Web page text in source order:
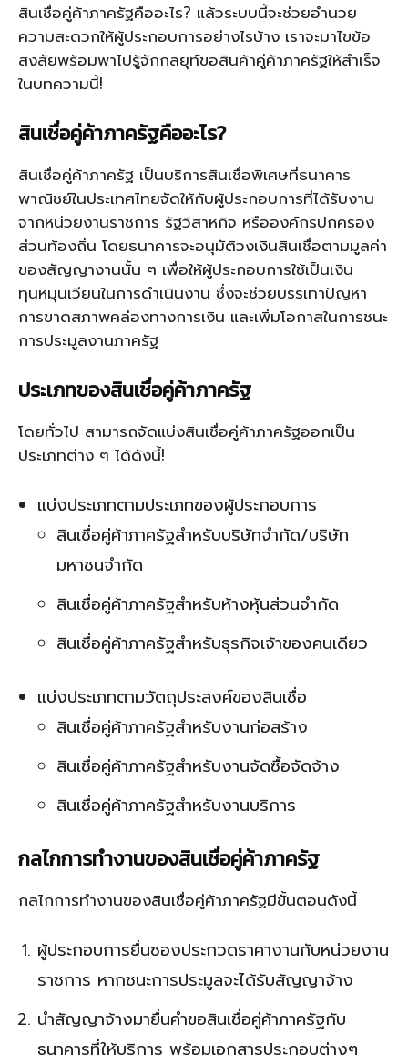
สินเชื่อคู่ค้าภาครัฐคืออะไร? แล้วระบบนี้จะช่วยอำนวย
ความสะดวกให้ผู้ประกอบการอย่างไรบ้าง เราจะมาไขข้อ
สงสัยพร้อมพาไปรู้จักกลยุท์ขอสินค้าคู่ค้าภาครัฐให้สำเร็จ
ในบทความนี้!
สินเชื่อคู่ค้าภาครัฐคืออะไร?
สินเชื่อคู่ค้าภาครัฐ เป็นบริการสินเชื่อพิเศษที่ธนาคาร
พาณิชย์ในประเทศไทยจัดให้กับผู้ประกอบการที่ได้รับงาน
จากหน่วยงานราชการ รัฐวิสาหกิจ หรือองค์กรปกครอง
ส่วนท้องถิ่น โดยธนาคารจะอนุมัติวงเงินสินเชื่อตามมูลค่า
ของสัญญางานนั้น ๆ เพื่อให้ผู้ประกอบการใช้เป็นเงิน
ทุนหมุนเวียนในการดำเนินงาน ซึ่งจะช่วยบรรเทาปัญหา
การขาดสภาพคล่องทางการเงิน และเพิ่มโอกาสในการชนะ
การประมูลงานภาครัฐ
ประเภทของสินเชื่อคู่ค้าภาครัฐ
โดยทั่วไป สามารถจัดแบ่งสินเชื่อคู่ค้าภาครัฐออกเป็น
ประเภทต่าง ๆ ได้ดังนี้!
แบ่งประเภทตามประเภทของผู้ประกอบการ
สินเชื่อคู่ค้าภาครัฐสำหรับบริษัทจำกัด/บริษัท
มหาชนจำกัด
สินเชื่อคู่ค้าภาครัฐสำหรับห้างหุ้นส่วนจำกัด
สินเชื่อคู่ค้าภาครัฐสำหรับธุรกิจเจ้าของคนเดียว
แบ่งประเภทตามวัตถุประสงค์ของสินเชื่อ
สินเชื่อคู่ค้าภาครัฐสำหรับงานก่อสร้าง
สินเชื่อคู่ค้าภาครัฐสำหรับงานจัดซื้อจัดจ้าง
สินเชื่อคู่ค้าภาครัฐสำหรับงานบริการ
กลไกการทำงานของสินเชื่อคู่ค้าภาครัฐ
กลไกการทำงานของสินเชื่อคู่ค้าภาครัฐมีขั้นตอนดังนี้
ผู้ประกอบการยื่นซองประกวดราคางานกับหน่วยงาน
ราชการ หากชนะการประมูลจะได้รับสัญญาจ้าง
นำสัญญาจ้างมายื่นคำขอสินเชื่อคู่ค้าภาครัฐกับ
ธนาคารที่ให้บริการ พร้อมเอกสารประกอบต่างๆ